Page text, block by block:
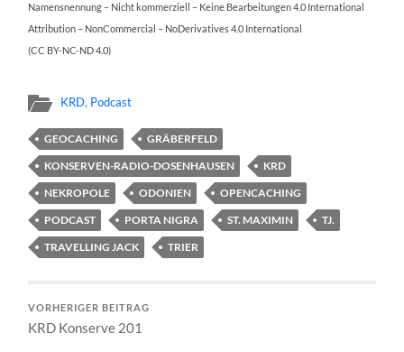
Namensnennung – Nicht kommerziell – Keine Bearbeitungen 4.0 International
Attribution – NonCommercial – NoDerivatives 4.0 International
(CC BY-NC-ND 4.0)
KRD, Podcast
GEOCACHING
GRÄBERFELD
KONSERVEN-RADIO-DOSENHAUSEN
KRD
NEKROPOLE
ODONIEN
OPENCACHING
PODCAST
PORTA NIGRA ST. MAXIMIN
TJ.
TRAVELLING JACK
TRIER
VORHERIGER BEITRAG
KRD Konserve 201